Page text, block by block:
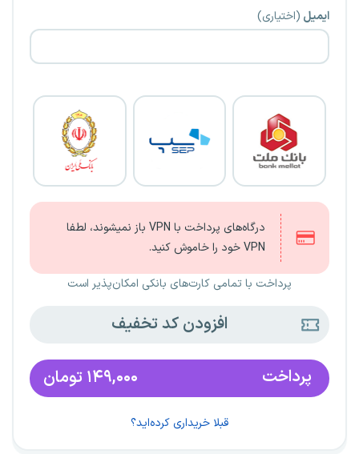
ایمیل (اختیاری)
درگاه‌های پرداخت با VPN باز نمیشوند، لطفا
VPN خود را خاموش کنید.
پرداخت با تمامی کارت‌های بانکی امکان‌پذیر است
افزودن کد تخفیف
پرداخت ۱۴۹,۰۰۰ تومان
قبلا خریداری کرده‌اید؟